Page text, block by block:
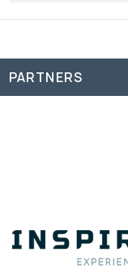
PARTNERS